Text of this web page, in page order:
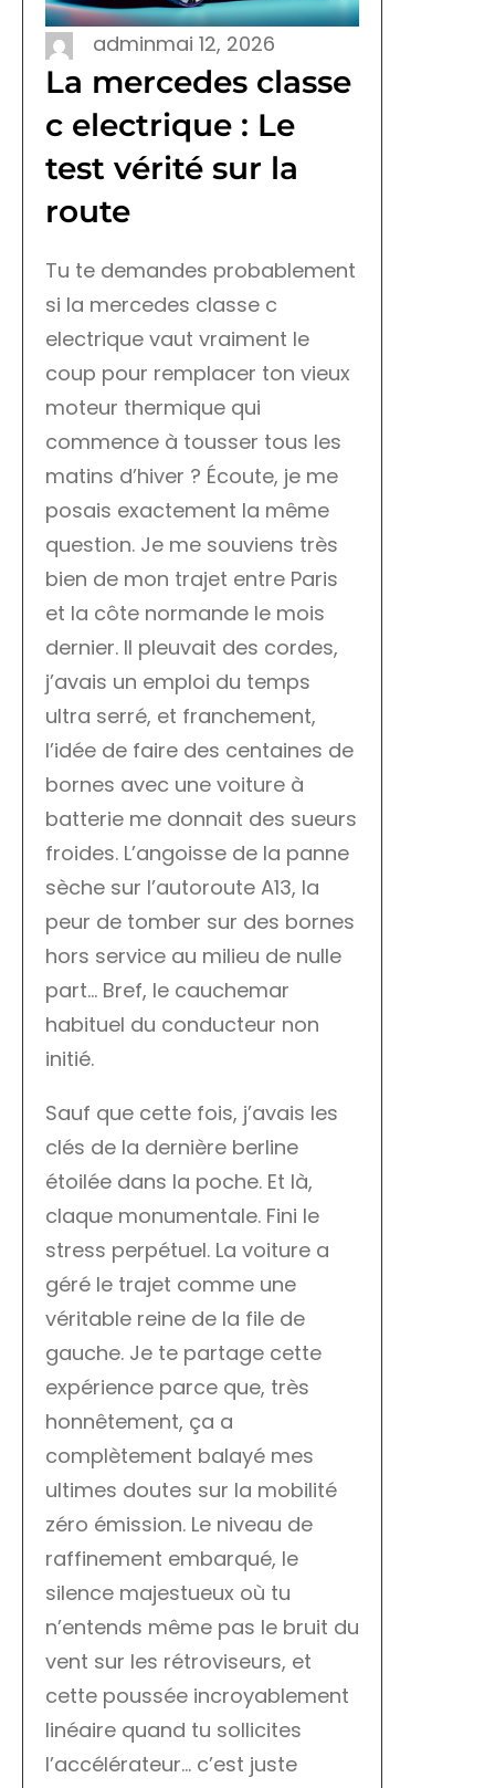
adminmai 12, 2026
La mercedes classe
c electrique : Le
test vérité sur la
route
Tu te demandes probablement
si la mercedes classe c
electrique vaut vraiment le
coup pour remplacer ton vieux
moteur thermique qui
commence à tousser tous les
matins d’hiver ? Écoute, je me
posais exactement la même
question. Je me souviens très
bien de mon trajet entre Paris
et la côte normande le mois
dernier. Il pleuvait des cordes,
j’avais un emploi du temps
ultra serré, et franchement,
l’idée de faire des centaines de
bornes avec une voiture à
batterie me donnait des sueurs
froides. L’angoisse de la panne
sèche sur l’autoroute A13, la
peur de tomber sur des bornes
hors service au milieu de nulle
part… Bref, le cauchemar
habituel du conducteur non
initié.
Sauf que cette fois, j’avais les
clés de la dernière berline
étoilée dans la poche. Et là,
claque monumentale. Fini le
stress perpétuel. La voiture a
géré le trajet comme une
véritable reine de la file de
gauche. Je te partage cette
expérience parce que, très
honnêtement, ça a
complètement balayé mes
ultimes doutes sur la mobilité
zéro émission. Le niveau de
raffinement embarqué, le
silence majestueux où tu
n’entends même pas le bruit du
vent sur les rétroviseurs, et
cette poussée incroyablement
linéaire quand tu sollicites
l’accélérateur… c’est juste